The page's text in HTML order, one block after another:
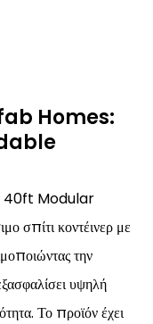
Homes:
40ft Modular
σπίτι κοντέινερ με
την
υψηλή
Το προϊόν έχει